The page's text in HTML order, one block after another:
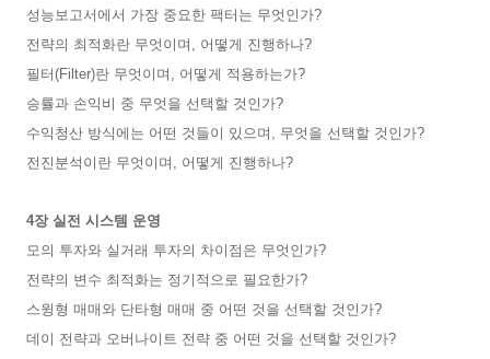
성능보고서에서 가장 중요한 팩터는 무엇인가?
전략의 최적화란 무엇이며, 어떻게 진행하나?
필터(Filter)란 무엇이며, 어떻게 적용하는가?
승률과 손익비 중 무엇을 선택할 것인가?
수익청산 방식에는 어떤 것들이 있으며, 무엇을 선택할 것인가?
전진분석이란 무엇이며, 어떻게 진행하나?
4장 실전 시스템 운영
모의 투자와 실거래 투자의 차이점은 무엇인가?
전략의 변수 최적화는 정기적으로 필요한가?
스윙형 매매와 단타형 매매 중 어떤 것을 선택할 것인가?
데이 전략과 오버나이트 전략 중 어떤 것을 선택할 것인가?